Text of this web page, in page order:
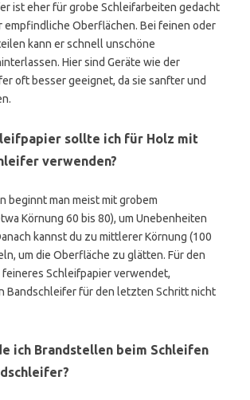
ist eher für grobe Schleifarbeiten gedacht
empfindliche Oberflächen. Bei feinen oder
kann er schnell unschöne
Hier sind Geräte wie der
oft besser geeignet, da sie sanfter und
sollte ich für Holz mit
verwenden?
beginnt man meist mit grobem
Körnung 60 bis 80), um Unebenheiten
kannst du zu mittlerer Körnung (100
um die Oberfläche zu glätten. Für den
Schleifpapier verwendet,
Bandschleifer für den letzten Schritt nicht
ich Brandstellen beim Schleifen